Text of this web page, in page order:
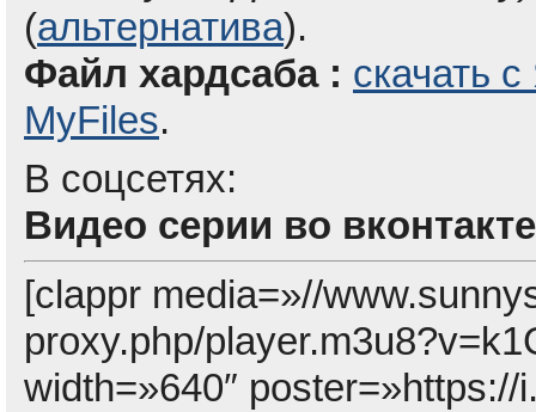
(альтернатива).
Файл хардсаба : скачать
MyFiles.
В соцсетях:
Видео серии во
[clappr media=»//
proxy.php/
width=»640″